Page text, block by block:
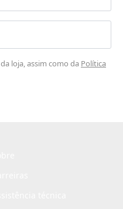
da loja, assim como da Política